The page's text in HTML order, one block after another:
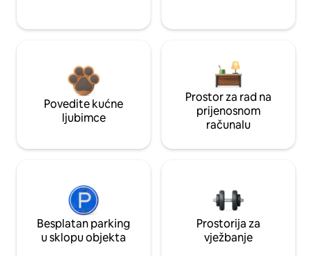
Povedite kućne
ljubimce
Prostor za rad na
prijenosnom
računalu
Besplatan parking
u sklopu objekta
Prostorija za
vježbanje